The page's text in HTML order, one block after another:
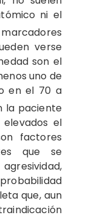
ni el
verse
son el
uno de
en el 70 a
la paciente
el
factores
que se
que, aun